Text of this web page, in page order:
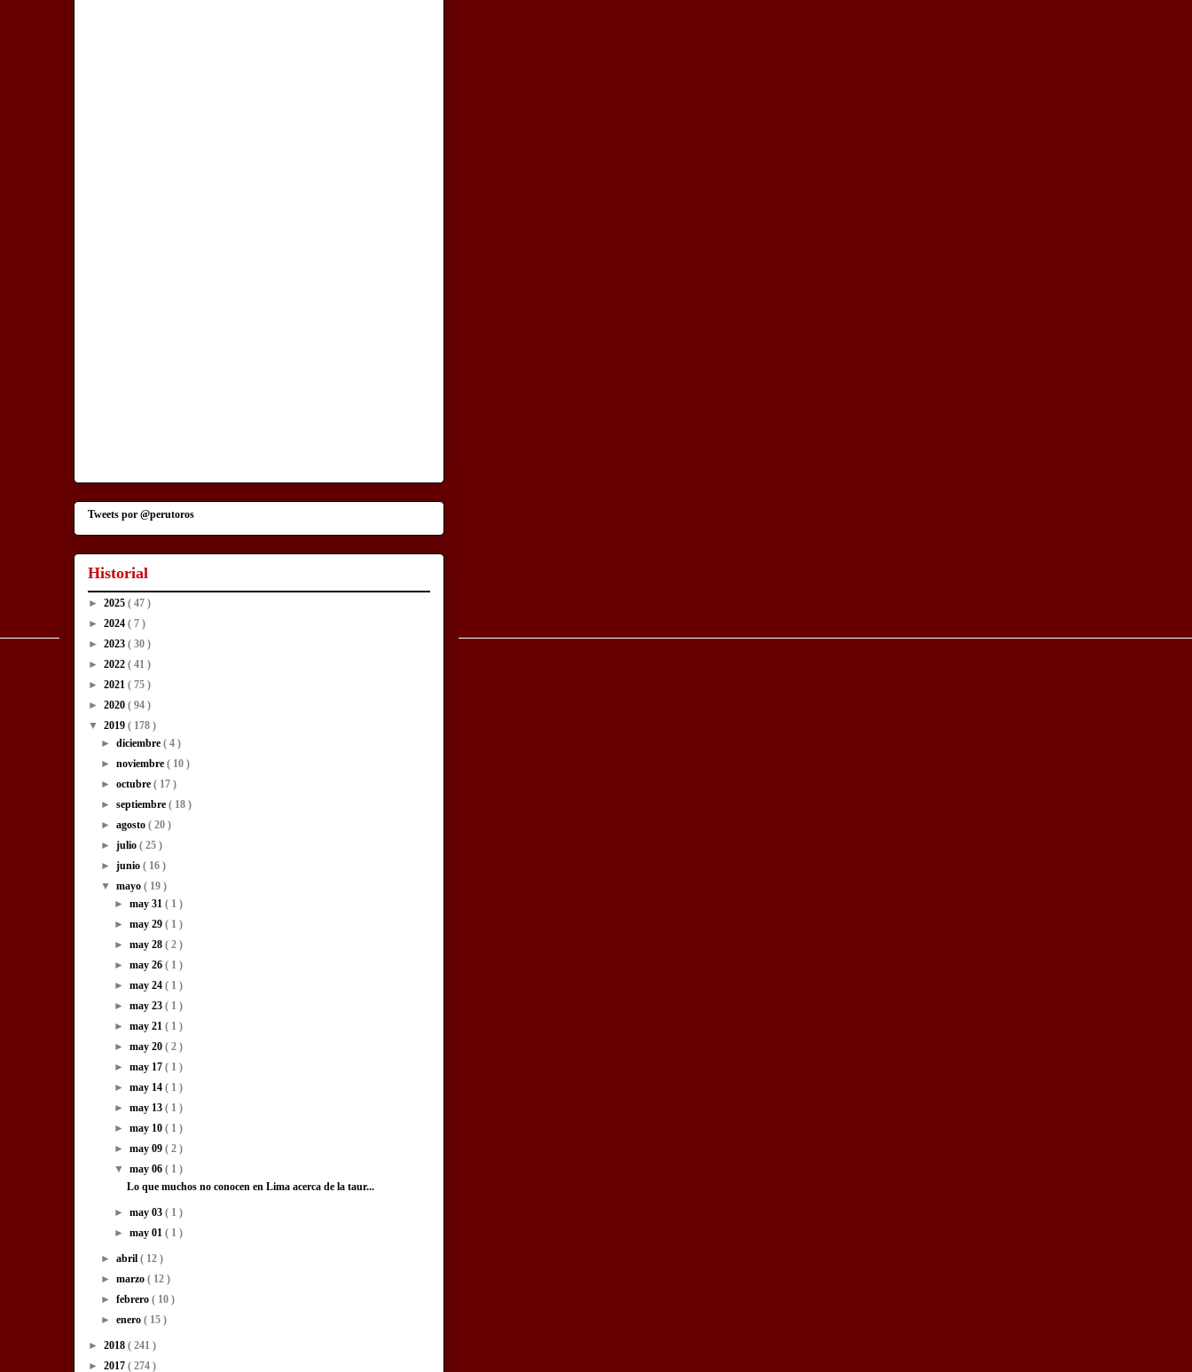
Tweets por @perutoros
Historial
► 2025 ( 47 )
► 2024 ( 7 )
► 2023 ( 30 )
► 2022 ( 41 )
► 2021 ( 75 )
► 2020 ( 94 )
▼ 2019 ( 178 )
►diciembre( 4 )
►noviembre( 10 )
►octubre( 17 )
►septiembre( 18 )
►agosto( 20 )
►julio( 25 )
►junio( 16 )
▼mayo( 19 )
► may 31 ( 1 )
► may 29 ( 1 )
► may 28 ( 2 )
► may 26 ( 1 )
► may 24 ( 1 )
► may 23 ( 1 )
► may 21 ( 1 )
► may 20 ( 2 )
► may 17 ( 1 )
► may 14 ( 1 )
► may 13 ( 1 )
► may 10 ( 1 )
► may 09 ( 2 )
▼ may 06 ( 1 )
Lo que muchos no conocen en Lima acerca de la taur...
► may 03 ( 1 )
► may 01 ( 1 )
►abril( 12 )
►marzo( 12 )
►febrero( 10 )
►enero( 15 )
► 2018 ( 241 )
► 2017 ( 274 )